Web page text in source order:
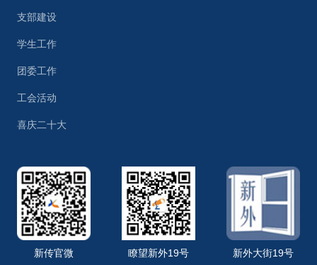
支部建设
学生工作
团委工作
工会活动
喜庆二十大
新传官微 瞭望新外19号 新外大街19号